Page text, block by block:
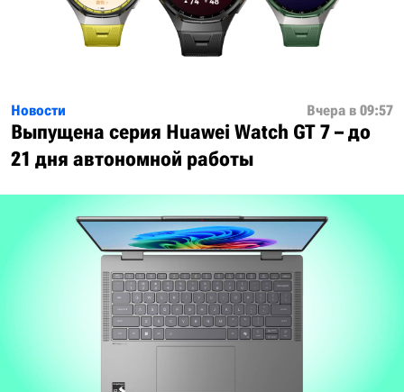
Новости Вчера в 09:57
Выпущена серия Huawei Watch GT 7 – до
21 дня автономной работы